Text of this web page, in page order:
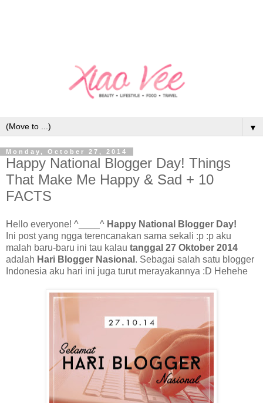
▼
Monday, October 27, 2014
Happy National Blogger Day! Things
That Make Me Happy & Sad + 10
FACTS
Hello everyone! ^____^ Happy National Blogger Day!
Ini post yang ngga terencanakan sama sekali :p :p aku
malah baru-baru ini tau kalau tanggal 27 Oktober 2014
adalah Hari Blogger Nasional . Sebagai salah satu blogger
Indonesia aku hari ini juga turut merayakannya :D Hehehe